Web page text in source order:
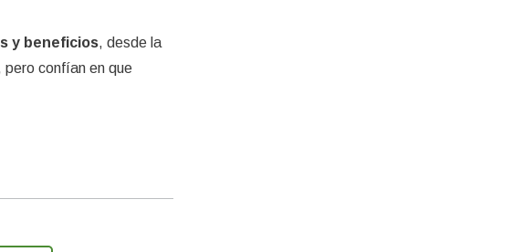
y beneficios, desde la
confían en que